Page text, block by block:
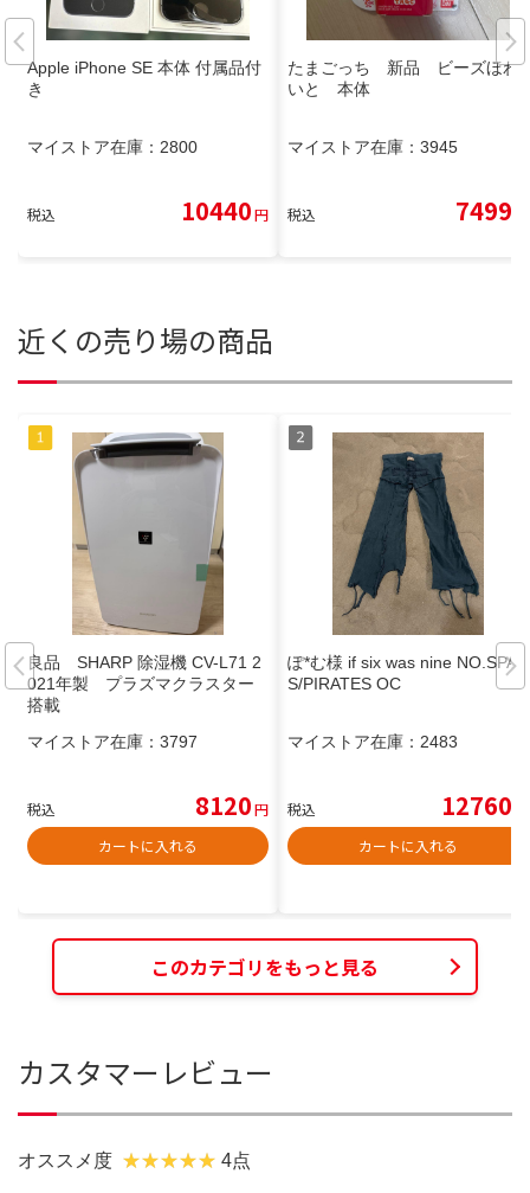
Apple iPhone SE 本体 付属品付
き
マイストア在庫： 2800
税込 10440円
たまごっち 新品 ビーズほわ
いと 本体
マイストア在庫： 3945
税込 7499
近くの売り場の商品
良品 SHARP 除湿機 CV-L71 2
021年製 プラズマクラスター
搭載
マイストア在庫： 3797
税込 8120円
カートに入れる
ぽ*む様 if six was nine NO.SPAT
S/PIRATES OC
マイストア在庫： 2483
税込 12760
カートに入れる
このカテゴリをもっと見る
カスタマーレビュー
オススメ度 4点